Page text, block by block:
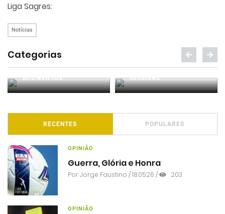
Liga Sagres:
Notícias
Categorias
Entrevistas Análises
RECENTES POPULARES
OPINIÃO
Guerra, Glória e Honra
PorJorge Faustino / 18.05.26 / 203
OPINIÃO